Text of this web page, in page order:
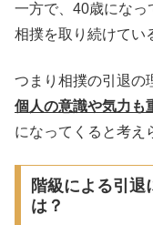
一方で、40歳になっ
相撲を取り続けてい
つまり相撲の引退の
個人の意識や気力も
になってくると考え
階級による引退
は？